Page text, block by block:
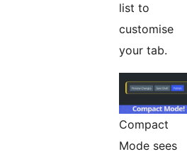
list to
customise
your tab.
Compact
Mode sees